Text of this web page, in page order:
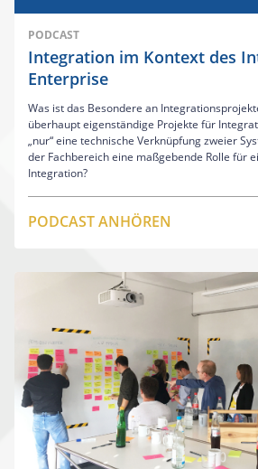
PODCAST
Integration im Kontext des
Enterprise
Was ist das Besondere an
überhaupt eigenständige Projekte für
„nur“ eine technische Verknüpfung zweier
der Fachbereich eine maßgebende Rolle für
Integration?
PODCAST ANHÖREN